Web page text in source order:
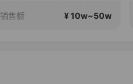
销售额 ¥ 10w~50w